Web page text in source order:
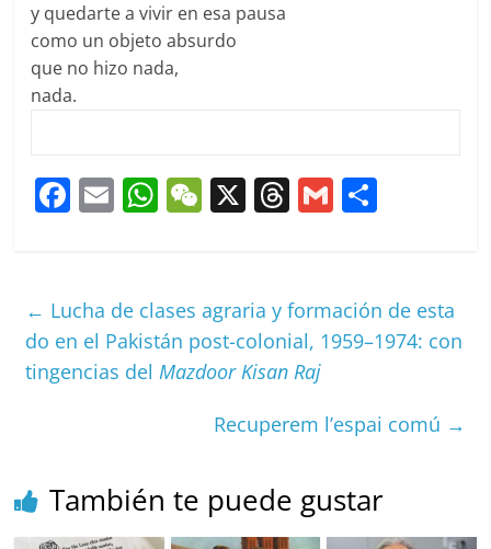
y quedarte a vivir en esa pausa
como un objeto absurdo
que no hizo nada,
nada.
F
e
b
o
E
l
W
s
A
p
W
h
at
X T
a
d
s
G
l p
ar
← Lucha de clases agraria y formación de esta
do en el Pakistán post-colonial, 1959–1974: con
tingencias delMazdoor Kisan Raj
Recuperem l’espai comú →
También te puede gustar